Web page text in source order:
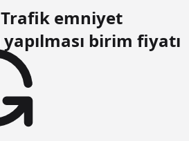
Trafik emniyet
birim fiyatı